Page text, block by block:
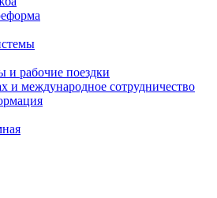
рабочие поездки
и международное сотрудничество